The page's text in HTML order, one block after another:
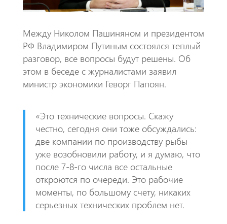
​Между Николом Пашиняном и президентом
РФ Владимиром Путиным состоялся теплый
разговор, все вопросы будут решены. Об
этом в беседе с журналистами заявил
министр экономики Геворг Папоян.
​«Это технические вопросы. Скажу
честно, сегодня они тоже обсуждались:
две компании по производству рыбы
уже возобновили работу, и я думаю, что
после 7-8-го числа все остальные
откроются по очереди. Это рабочие
моменты, по большому счету, никаких
серьезных технических проблем нет.